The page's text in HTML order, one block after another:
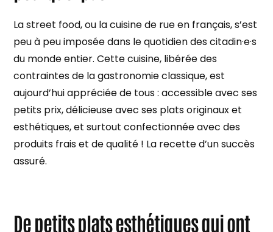
La street food, ou la cuisine de rue en français, s’est
peu à peu imposée dans le quotidien des citadin·e·s
du monde entier. Cette cuisine, libérée des
contraintes de la gastronomie classique, est
aujourd’hui appréciée de tous : accessible avec ses
petits prix, délicieuse avec ses plats originaux et
esthétiques, et surtout confectionnée avec des
produits frais et de qualité ! La recette d’un succès
assuré.
De petits plats esthétiques qui ont